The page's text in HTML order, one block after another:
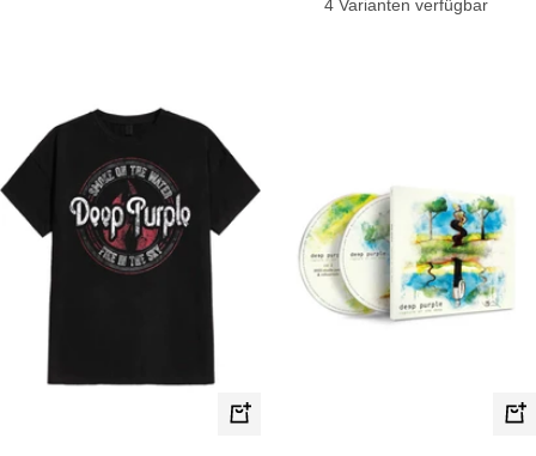
4 Varianten verfügbar
Schnellansicht
In